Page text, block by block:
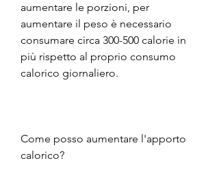
aumentare le porzioni, per
aumentare il peso è necessario
consumare circa 300-500 calorie in
più rispetto al proprio consumo
calorico giornaliero.
Come posso aumentare l'apporto
calorico?